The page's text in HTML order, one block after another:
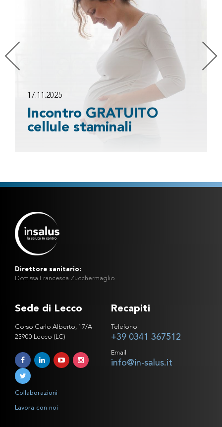
17.11.2025
Incontro GRATUITO
cellule staminali
Direttore sanitario:
Dott.ssa Francesca Zucchermaglio
Sede di Lecco
Corso Carlo Alberto, 17/A
23900 Lecco (LC)
Collaborazioni
Lavora con noi
Recapiti
Telefono
+39 0341 367512
Email
info@in-salus.it